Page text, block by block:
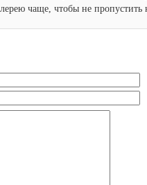
чаще, чтобы не